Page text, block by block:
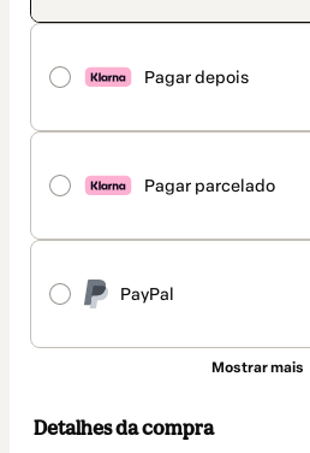
Pagar depois
Pagar parcelado
PayPal
Mostrar mais
Detalhes da compra